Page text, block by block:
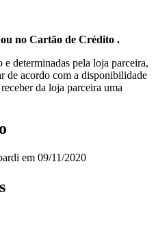
no Cartão de Crédito .
determinadas pela loja parceira,
de acordo com a disponibilidade
da loja parceira uma
em 09/11/2020